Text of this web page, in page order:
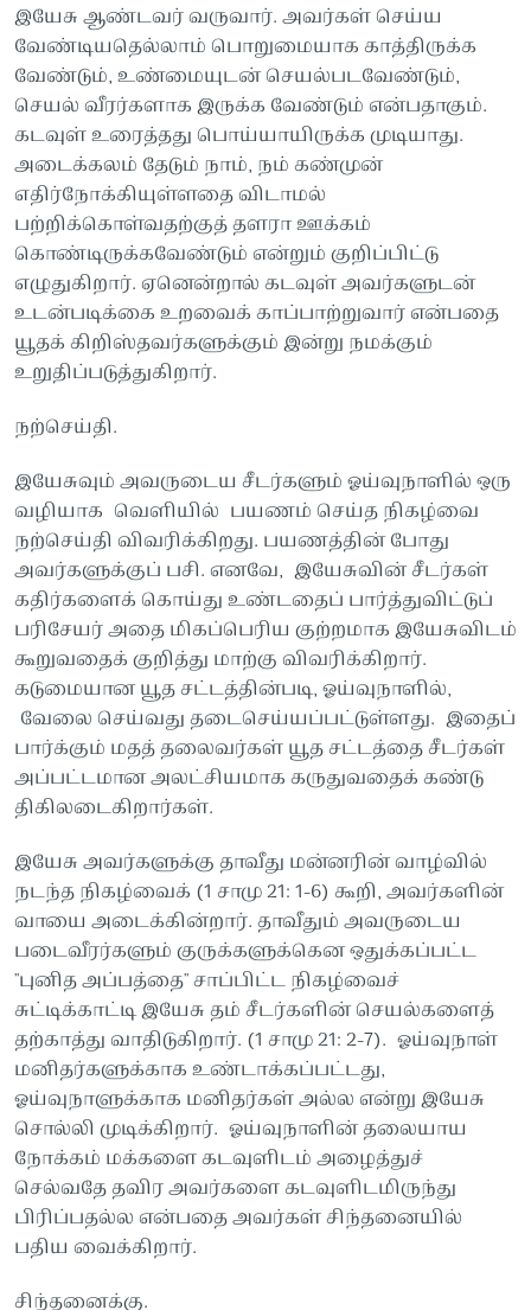
இயேசு ஆண்டவர் வருவார். அவர்கள் செய்ய
வேண்டியதெல்லாம் பொறுமையாக காத்திருக்க
வேண்டும், உண்மையுடன் செயல்படவேண்டும்,
செயல் வீரர்களாக இருக்க வேண்டும் என்பதாகும்.
கடவுள் உரைத்தது பொய்யாயிருக்க முடியாது.
அடைக்கலம் தேடும் நாம், நம் கண்முன்
எதிர்நோக்கியுள்ளதை விடாமல்
பற்றிக்கொள்வதற்குத் தளரா ஊக்கம்
கொண்டிருக்கவேண்டும் என்றும் குறிப்பிட்டு
எழுதுகிறார். ஏனென்றால் கடவுள் அவர்களுடன்
உடன்படிக்கை உறவைக் காப்பாற்றுவார் என்பதை
யூதக் கிறிஸ்தவர்களுக்கும் இன்று நமக்கும்
உறுதிப்படுத்துகிறார்.
நற்செய்தி.
இயேசுவும் அவருடைய சீடர்களும் ஓய்வுநாளில் ஒரு
வழியாக வெளியில் பயணம் செய்த நிகழ்வை
நற்செய்தி விவரிக்கிறது. பயணத்தின் போது
அவர்களுக்குப் பசி. எனவே, இயேசுவின் சீடர்கள்
கதிர்களைக் கொய்து உண்டதைப் பார்த்துவிட்டுப்
பரிசேயர் அதை மிகப்பெரிய குற்றமாக இயேசுவிடம்
கூறுவதைக் குறித்து மாற்கு விவரிக்கிறார்.
கடுமையான யூத சட்டத்தின்படி, ஓய்வுநாளில்,
வேலை செய்வது தடைசெய்யப்பட்டுள்ளது. இதைப்
பார்க்கும் மதத் தலைவர்கள் யூத சட்டத்தை சீடர்கள்
அப்பட்டமான அலட்சியமாக கருதுவதைக் கண்டு
திகிலடைகிறார்கள்.
இயேசு அவர்களுக்கு தாவீது மன்னரின் வாழ்வில்
நடந்த நிகழ்வைக் (1 சாமு 21: 1-6) கூறி, அவர்களின்
வாயை அடைக்கின்றார். தாவீதும் அவருடைய
படைவீரர்களும் குருக்களுக்கென ஒதுக்கப்பட்ட
"புனித அப்பத்தை" சாப்பிட்ட நிகழ்வைச்
சுட்டிக்காட்டி இயேசு தம் சீடர்களின் செயல்களைத்
தற்காத்து வாதிடுகிறார். (1 சாமு 21: 2-7). ஓய்வுநாள்
மனிதர்களுக்காக உண்டாக்கப்பட்டது,
ஓய்வுநாளுக்காக மனிதர்கள் அல்ல என்று இயேசு
சொல்லி முடிக்கிறார். ஓய்வுநாளின் தலையாய
நோக்கம் மக்களை கடவுளிடம் அழைத்துச்
செல்வதே தவிர அவர்களை கடவுளிடமிருந்து
பிரிப்பதல்ல என்பதை அவர்கள் சிந்தனையில்
பதிய வைக்கிறார்.
சிந்தனைக்கு.